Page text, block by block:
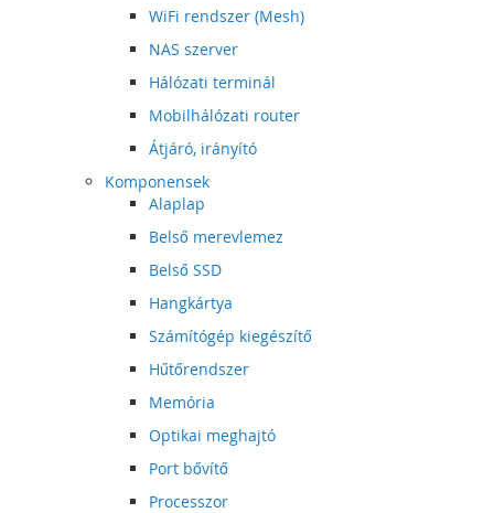
WiFi rendszer (Mesh)
NAS szerver
Hálózati terminál
Mobilhálózati router
Átjáró, irányító
Komponensek
Alaplap
Belső merevlemez
Belső SSD
Hangkártya
Számítógép kiegészítő
Hűtőrendszer
Memória
Optikai meghajtó
Port bővítő
Processzor